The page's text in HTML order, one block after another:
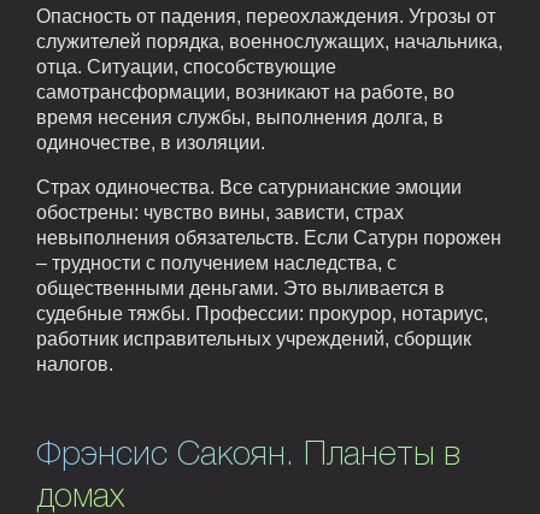
Опасность от падения, переохлаждения. Угрозы от
служителей порядка, военнослужащих, начальника,
отца. Ситуации, способствующие
самотрансформации, возникают на работе, во
время несения службы, выполнения долга, в
одиночестве, в изоляции.
Страх одиночества. Все сатурнианские эмоции
обострены: чувство вины, зависти, страх
невыполнения обязательств. Если Сатурн порожен
– трудности с получением наследства, с
общественными деньгами. Это выливается в
судебные тяжбы. Профессии: прокурор, нотариус,
работник исправительных учреждений, сборщик
налогов.
Фрэнсис Сакоян. Планеты в
домах